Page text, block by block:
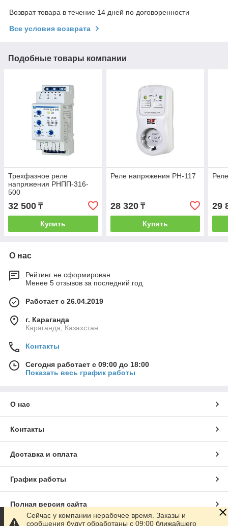
Возврат товара в течение 14 дней по договоренности
Все условия возврата
Подобные товары компании
Трехфазное реле
напряжения РНПП-316-
500
32 500 ₸
Купить
Реле напряжения РН-117
28 320₸
Купить
29
О нас
Рейтинг не сформирован
Менее 5 отзывов за последний год
Работает с 26.04.2019
г. Караганда
Караганда, Казахстан
Контакты
Сегодня работает с 09:00 до 18:00
Показать весь график работы
О нас
Контакты
Доставка и оплата
График работы
Полная версия сайта
Сейчас у компании нерабочее время. Заказы и
сообщения будут обработаны с 09:00 ближайшего